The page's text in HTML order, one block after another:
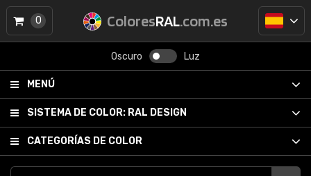
ColoresRAL.com.es
Oscuro Luz
MENÚ
SISTEMA DE COLOR: RAL DESIGN
CATEGORÍAS DE COLOR
0